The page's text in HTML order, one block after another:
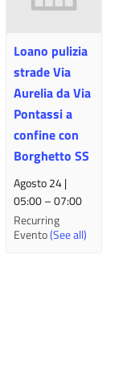
Loano pulizia
strade Via
Aurelia da Via
Pontassi a
confine con
Borghetto SS
Agosto 24 |
05:00–07:00
Recurring
Evento(See all)